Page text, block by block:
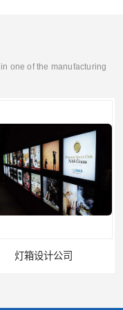
one of the manufacturing
公司